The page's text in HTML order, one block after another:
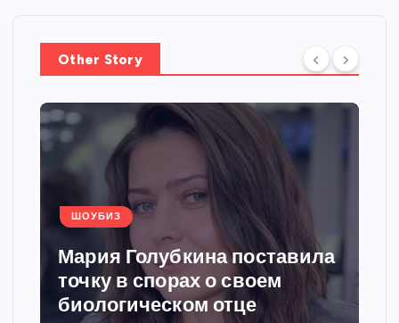
Other Story
ШОУБИЗ
Мария Голубкина поставила
точку в спорах о своем
биологическом отце